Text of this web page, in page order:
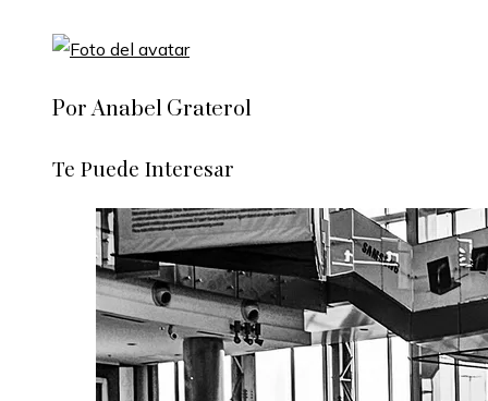
Por Anabel Graterol
Te Puede Interesar